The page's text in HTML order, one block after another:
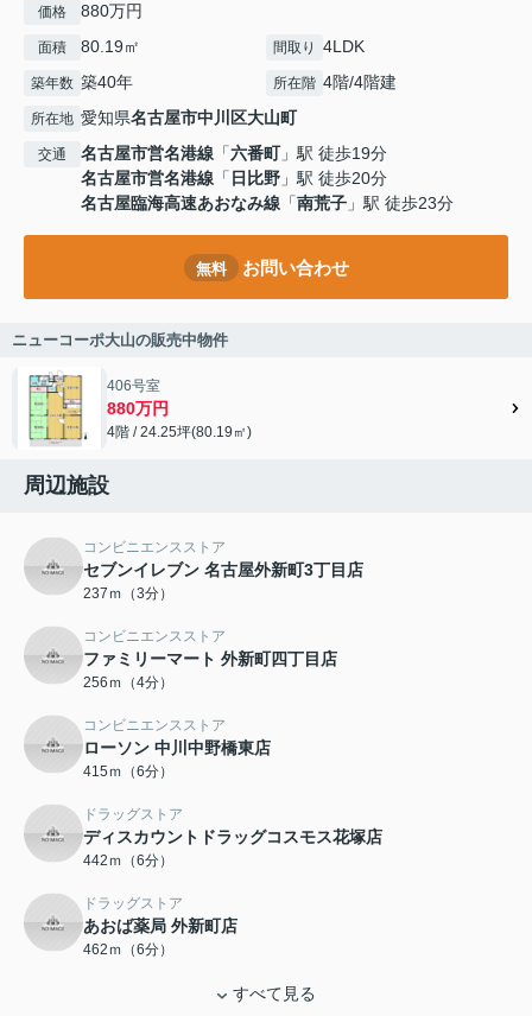
価格 880万円
面積 80.19㎡ 間取り 4LDK
築年数 築40年 所在階 4階/4階建
所在地 愛知県名古屋市中川区大山町
交通 名古屋市営名港線 「六番町」駅 徒歩19分
名古屋市営名港線 「 日比野 」駅 徒歩20分
名古屋臨海高速あおなみ線 「南荒子 」駅 徒歩23分
無料 お問い合わせ
ニューコーポ大山の販売中物件
406号室
880万円
4階 / 24.25坪(80.19㎡)
周辺施設
コンビニエンスストア
セブンイレブン 名古屋外新町3丁目店
237ｍ（3分）
コンビニエンスストア
ファミリーマート 外新町四丁目店
256ｍ（4分）
コンビニエンスストア
ローソン 中川中野橋東店
415ｍ（6分）
ドラッグストア
ディスカウントドラッグコスモス花塚店
442ｍ（6分）
ドラッグストア
あおば薬局 外新町店
462ｍ（6分）
すべて見る